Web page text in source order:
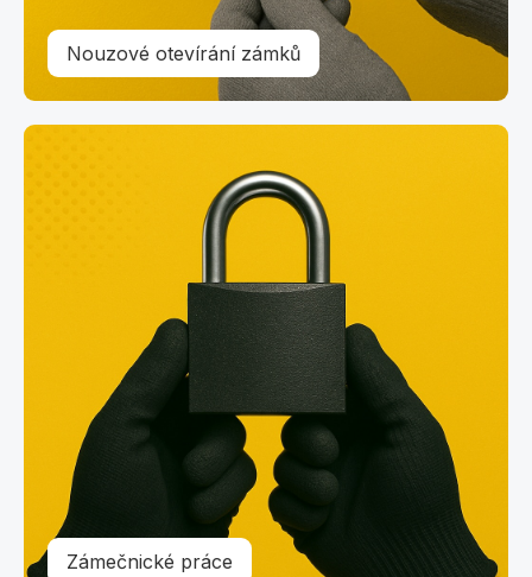
Nouzové otevírání zámků
Zámečnické práce
Zámečnické práce